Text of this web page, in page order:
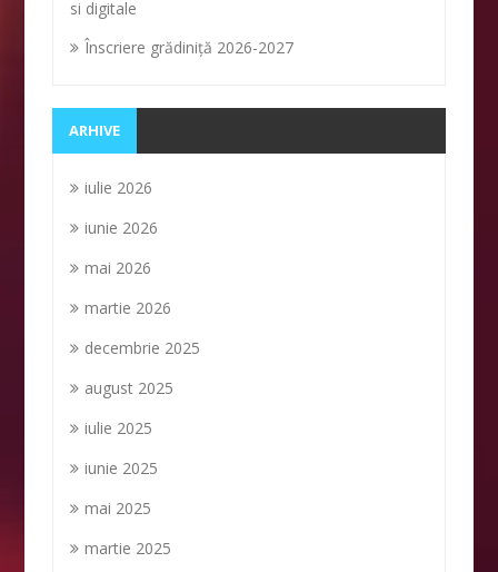
si digitale
Înscriere grădiniţă 2026-2027
ARHIVE
iulie 2026
iunie 2026
mai 2026
martie 2026
decembrie 2025
august 2025
iulie 2025
iunie 2025
mai 2025
martie 2025